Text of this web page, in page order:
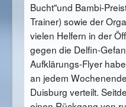
Bucht"und Bambi-
Trainer) sowie der
vielen Helfern in der
gegen die Delfin-
Aufklärungs-Flyer
an jedem
Duisburg verteilt.